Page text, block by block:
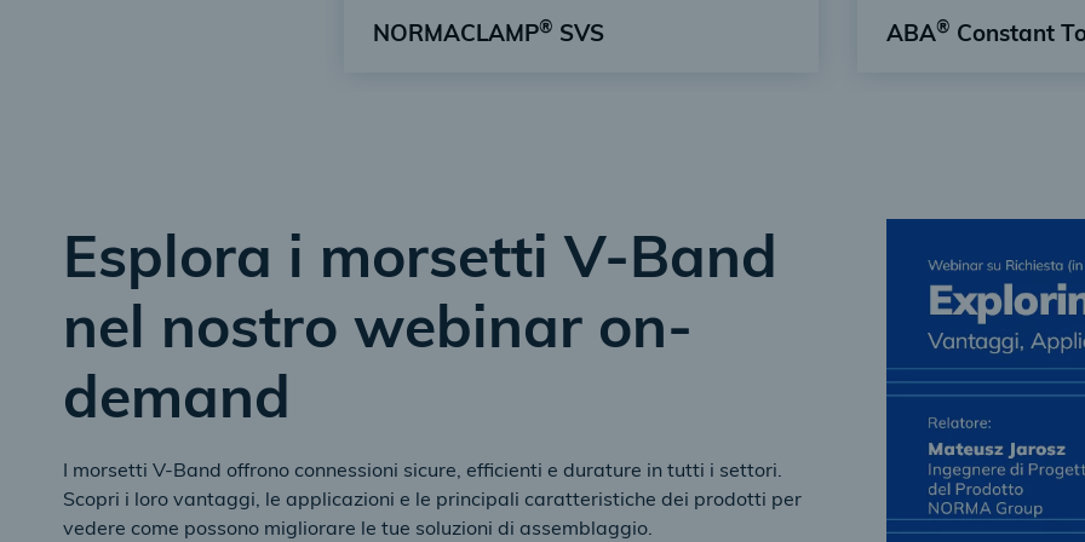
NORMACLAMP® SVS ABA® Constant
Esplora i morsetti V-Band
nel nostro webinar on-
demand
I morsetti V-Band offrono connessioni sicure, efficienti e durature in tutti i settori.
Scopri i loro vantaggi, le applicazioni e le principali caratteristiche dei prodotti per
vedere come possono migliorare le tue soluzioni di assemblaggio.